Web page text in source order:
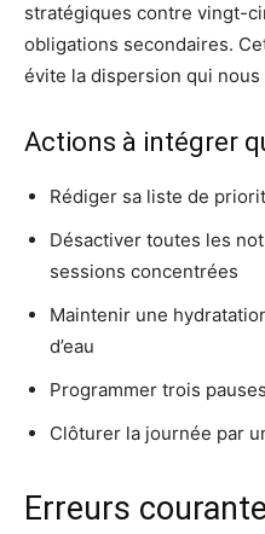
stratégiques contre vingt-
obligations secondaires.
évite la dispersion qui
Actions à intégrer
Rédiger sa liste de
Désactiver toutes les
sessions concentrées
Maintenir une
d’eau
Programmer trois
Clôturer la journée par
Erreurs